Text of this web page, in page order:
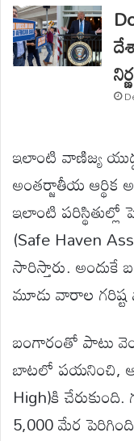
ఇలాంటి వాణిజ్య
అంతర్జాతీయ
ఇలాంటి పరిస్థితుల్లో
(Safe Haven
సారిస్తారు.
మూడు వారాల
బంగారంతో పాటు
బాటలో పయనించి,
High)కి
5,000 మేర